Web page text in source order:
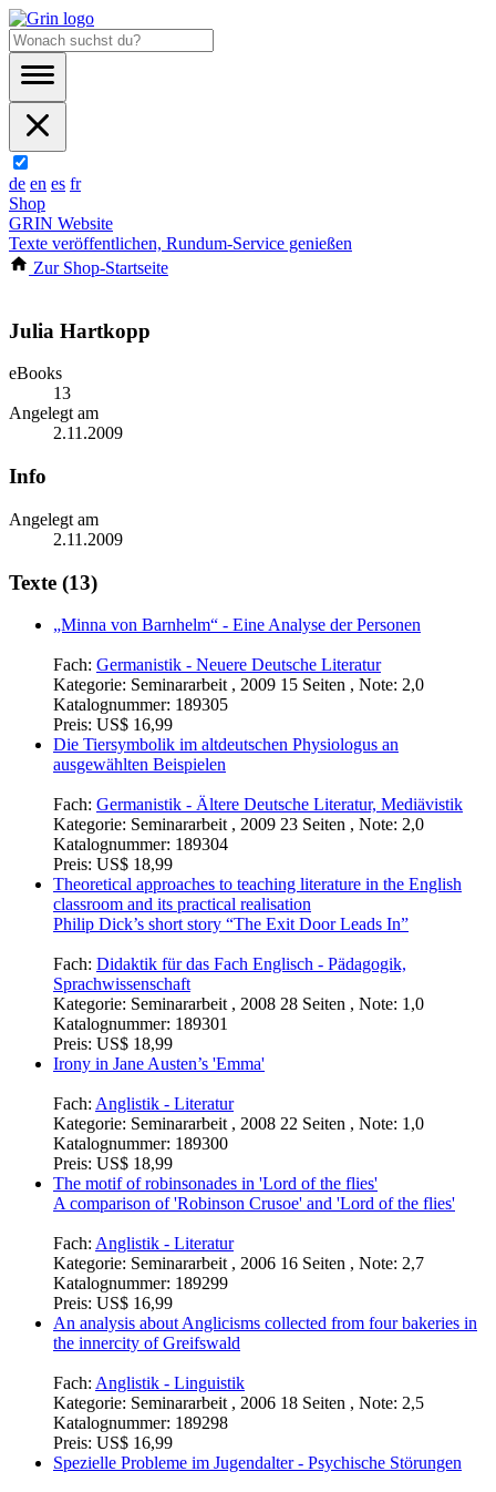
de en es fr
Shop
GRIN Website
Texte veröffentlichen, Rundum-Service genießen
Zur Shop-Startseite
Julia Hartkopp
eBooks
13
Angelegt am
2.11.2009
Info
Angelegt am
2.11.2009
Texte (13)
„Minna von Barnhelm“ - Eine Analyse der Personen
Fach: Germanistik - Neuere Deutsche Literatur
Kategorie: Seminararbeit , 2009 15 Seiten , Note: 2,0
Katalognummer: 189305
Preis: US$ 16,99
Die Tiersymbolik im altdeutschen Physiologus an
ausgewählten Beispielen
Fach: Germanistik - Ältere Deutsche Literatur, Mediävistik
Kategorie: Seminararbeit , 2009 23 Seiten , Note: 2,0
Katalognummer: 189304
Preis: US$ 18,99
Theoretical approaches to teaching literature in the English
classroom and its practical realisation
Philip Dick’s short story “The Exit Door Leads In”
Fach: Didaktik für das Fach Englisch - Pädagogik,
Sprachwissenschaft
Kategorie: Seminararbeit , 2008 28 Seiten , Note: 1,0
Katalognummer: 189301
Preis: US$ 18,99
Irony in Jane Austen’s 'Emma'
Fach: Anglistik - Literatur
Kategorie: Seminararbeit , 2008 22 Seiten , Note: 1,0
Katalognummer: 189300
Preis: US$ 18,99
The motif of robinsonades in 'Lord of the flies'
A comparison of 'Robinson Crusoe' and 'Lord of the flies'
Fach: Anglistik - Literatur
Kategorie: Seminararbeit , 2006 16 Seiten , Note: 2,7
Katalognummer: 189299
Preis: US$ 16,99
An analysis about Anglicisms collected from four bakeries in
the innercity of Greifswald
Fach: Anglistik - Linguistik
Kategorie: Seminararbeit , 2006 18 Seiten , Note: 2,5
Katalognummer: 189298
Preis: US$ 16,99
Spezielle Probleme im Jugendalter - Psychische Störungen